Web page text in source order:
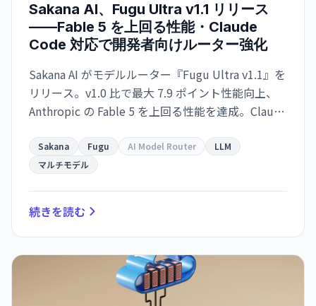
Sakana AI、Fugu Ultra v1.1 リリース
——Fable 5 を上回る性能・Claude
Code 対応で開発者向けルーター強化
Sakana AI がモデルルーター『Fugu Ultra v1.1』を
リリース。v1.0 比で最大 7.9 ポイント性能向上、
Anthropic の Fable 5 を上回る性能を達成。Claude
用が拡大します。
Sakana Fugu AI Model Router
LLM
マルチモデル
続きを読む